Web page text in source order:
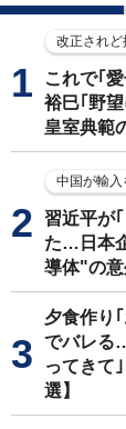
改正されど
これで｢
裕巳｢野
皇室典範
中国が輸入
習近平が
た…日本
導体"の
夕食作り
でバレる
ってきて
選】